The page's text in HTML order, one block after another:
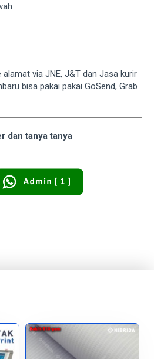
via JNE, J&T dan Jasa kurir
bisa pakai pakai GoSend, Grab
dan tanya tanya